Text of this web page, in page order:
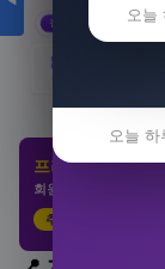
프리미엄 제휴 사
회원 전용 특가 · 놓치
추천 클릭
오늘
오늘 하